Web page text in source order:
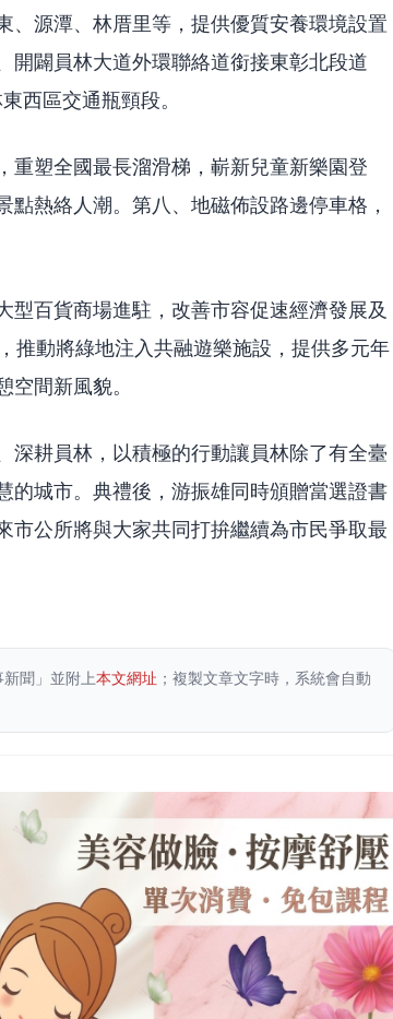
、源潭、林厝里等，提供優質安養環境設置
開闢員林大道外環聯絡道銜接東彰北段道
西區交通瓶頸段。
重塑全國最長溜滑梯，嶄新兒童新樂園登
熱絡人潮。第八、地磁佈設路邊停車格，
百貨商場進駐，改善市容促速經濟發展及
推動將綠地注入共融遊樂施設，提供多元年
間新風貌。
深耕員林，以積極的行動讓員林除了有全臺
的城市。典禮後，游振雄同時頒贈當選證書
市公所將與大家共同打拚繼續為市民爭取最
聞」並附上本文網址 ；複製文章文字時，系統會自動